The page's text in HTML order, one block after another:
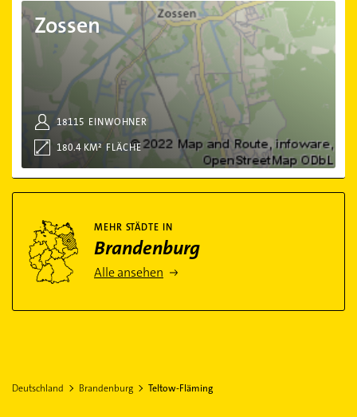
Zossen
EINWOHNER
18115
FLÄCHE
180.4 KM²
Zossen
MEHR STÄDTE IN
Brandenburg
Alle ansehen
Deutschland Brandenburg Teltow-Fläming